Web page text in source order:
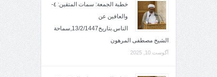
خطبة الجمعة: سمات المتقين: ٤-
والعافين عن
الناس.بتاريخ13/2/1447,سماحة
الشيخ مصطفى المرهون
آگوست 10, 2025